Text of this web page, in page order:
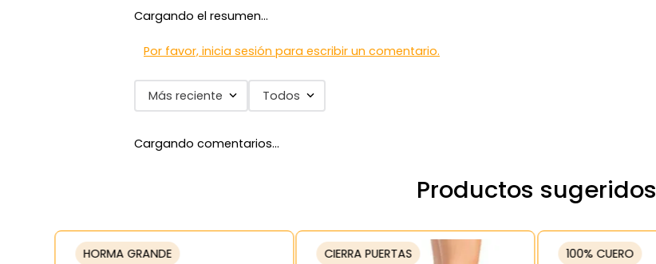
Cargando el resumen…
Por favor, inicia sesión para escribir un comentario.
Más reciente Todos
Cargando comentarios…
Productos sugeridos
HORMA GRANDE CIERRA PUERTAS 100% CUERO